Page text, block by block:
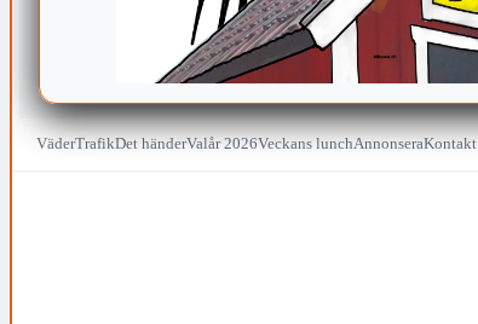
VäderTrafikDet händerValår 2026Veckans lunchAnnonseraKontakt